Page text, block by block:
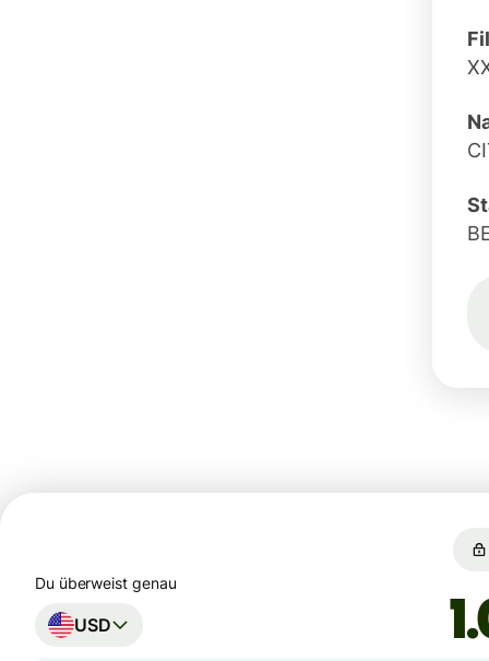
Du überweist genau
USD